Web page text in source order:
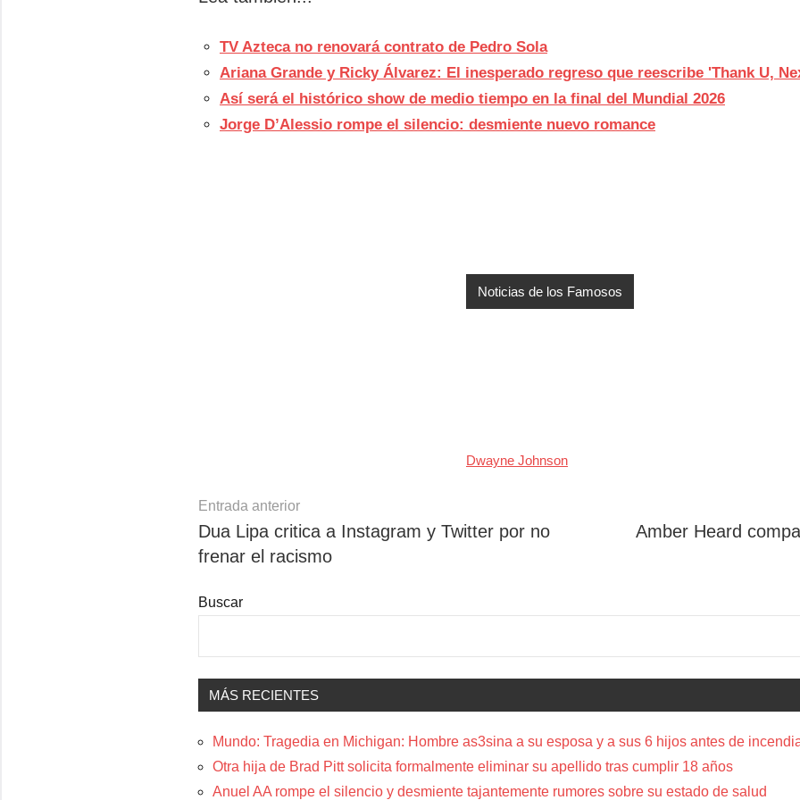
TV Azteca no renovará contrato de Pedro Sola
Ariana Grande y Ricky Álvarez: El inesperado regreso que reescribe 'Thank U,
Así será el histórico show de medio tiempo en la final del Mundial 2026
Jorge D’Alessio rompe el silencio: desmiente nuevo romance
Noticias de los Famosos
Dwayne Johnson
Navegación
de
entradas
Entrada anterior
Dua Lipa critica a Instagram y Twitter por no
frenar el racismo
Amber Heard
Buscar
MÁS RECIENTES
Mundo: Tragedia en Michigan: Hombre as3sina a su esposa y a sus 6 hijos antes de
Otra hija de Brad Pitt solicita formalmente eliminar su apellido tras cumplir 18 años
Anuel AA rompe el silencio y desmiente tajantemente rumores sobre su estado de salud